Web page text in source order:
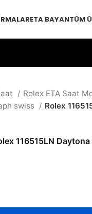
ETA BAYANTÜM
Rolex ETA Saat
swiss
Rolex
116515LN